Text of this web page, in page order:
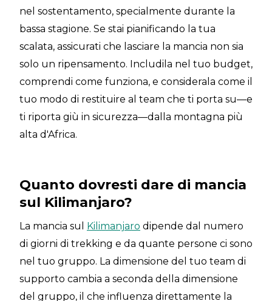
nel sostentamento, specialmente durante la
bassa stagione. Se stai pianificando la tua
scalata, assicurati che lasciare la mancia non sia
solo un ripensamento. Includila nel tuo budget,
comprendi come funziona, e considerala come il
tuo modo di restituire al team che ti porta su—e
ti riporta giù in sicurezza—dalla montagna più
alta d'Africa.
Quanto dovresti dare di mancia
sul Kilimanjaro?
La mancia sul Kilimanjaro dipende dal numero
di giorni di trekking e da quante persone ci sono
nel tuo gruppo. La dimensione del tuo team di
supporto cambia a seconda della dimensione
del gruppo, il che influenza direttamente la